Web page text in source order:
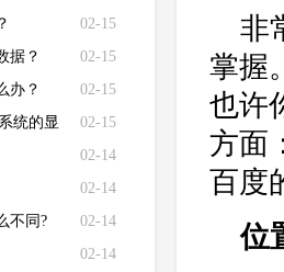
02-15
02-15
据？
02-15
办？
02-15
统的显
02-14
02-14
02-14
不同?
02-14
非
掌握
也许
方面
百度
位